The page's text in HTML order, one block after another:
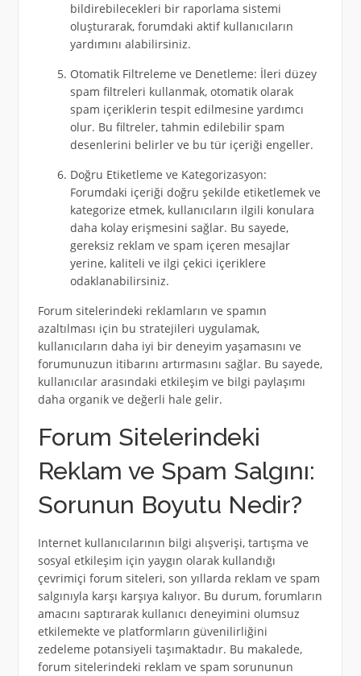
bildirebilecekleri bir raporlama sistemi
oluşturarak, forumdaki aktif kullanıcıların
yardımını alabilirsiniz.
Otomatik Filtreleme ve Denetleme: İleri düzey
spam filtreleri kullanmak, otomatik olarak
spam içeriklerin tespit edilmesine yardımcı
olur. Bu filtreler, tahmin edilebilir spam
desenlerini belirler ve bu tür içeriği engeller.
Doğru Etiketleme ve Kategorizasyon:
Forumdaki içeriği doğru şekilde etiketlemek ve
kategorize etmek, kullanıcıların ilgili konulara
daha kolay erişmesini sağlar. Bu sayede,
gereksiz reklam ve spam içeren mesajlar
yerine, kaliteli ve ilgi çekici içeriklere
odaklanabilirsiniz.
Forum sitelerindeki reklamların ve spamın
azaltılması için bu stratejileri uygulamak,
kullanıcıların daha iyi bir deneyim yaşamasını ve
forumunuzun itibarını artırmasını sağlar. Bu sayede,
kullanıcılar arasındaki etkileşim ve bilgi paylaşımı
daha organik ve değerli hale gelir.
Forum Sitelerindeki
Reklam ve Spam Salgını:
Sorunun Boyutu Nedir?
Internet kullanıcılarının bilgi alışverişi, tartışma ve
sosyal etkileşim için yaygın olarak kullandığı
çevrimiçi forum siteleri, son yıllarda reklam ve spam
salgınıyla karşı karşıya kalıyor. Bu durum, forumların
amacını saptırarak kullanıcı deneyimini olumsuz
etkilemekte ve platformların güvenilirliğini
zedeleme potansiyeli taşımaktadır. Bu makalede,
forum sitelerindeki reklam ve spam sorununun